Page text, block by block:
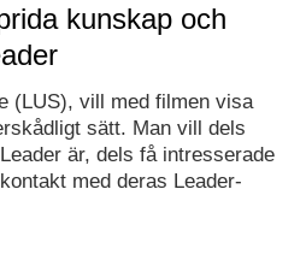
kunskap och
(LUS), vill med filmen visa
sätt. Man vill dels
är, dels få intresserade
med deras Leader-